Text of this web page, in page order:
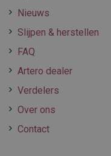
Nieuws
Slijpen & herstellen
FAQ
Artero dealer
Verdelers
Over ons
Contact